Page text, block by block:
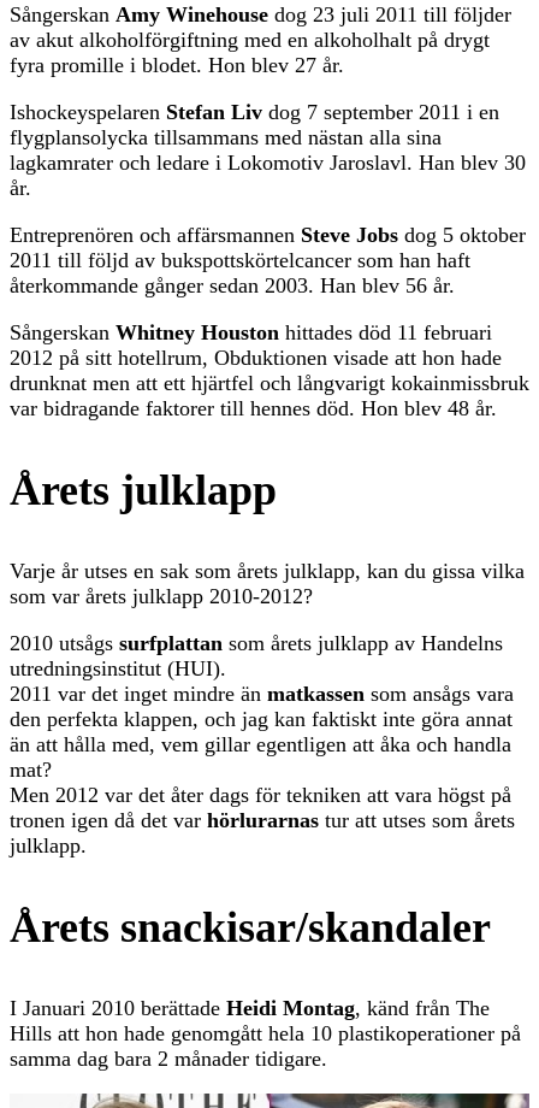
Sångerskan Amy Winehouse dog 23 juli 2011 till följder
av akut alkoholförgiftning med en alkoholhalt på drygt
fyra promille i blodet. Hon blev 27 år.
Ishockeyspelaren Stefan Liv dog 7 september 2011 i en
flygplansolycka tillsammans med nästan alla sina
lagkamrater och ledare i Lokomotiv Jaroslavl. Han blev 30
år.
Entreprenören och affärsmannen Steve Jobs dog 5 oktober
2011 till följd av bukspottskörtelcancer som han haft
återkommande gånger sedan 2003. Han blev 56 år.
Sångerskan Whitney Houston hittades död 11 februari
2012 på sitt hotellrum, Obduktionen visade att hon hade
drunknat men att ett hjärtfel och långvarigt kokainmissbruk
var bidragande faktorer till hennes död. Hon blev 48 år.
Årets julklapp
Varje år utses en sak som årets julklapp, kan du gissa vilka
som var årets julklapp 2010-2012?
2010 utsågs surfplattan som årets julklapp av Handelns
utredningsinstitut (HUI).
2011 var det inget mindre än matkassen som ansågs vara
den perfekta klappen, och jag kan faktiskt inte göra annat
än att hålla med, vem gillar egentligen att åka och handla
mat?
Men 2012 var det åter dags för tekniken att vara högst på
tronen igen då det var hörlurarnas tur att utses som årets
julklapp.
Årets snackisar/skandaler
I Januari 2010 berättade Heidi Montag, känd från The
Hills att hon hade genomgått hela 10 plastikoperationer på
samma dag bara 2 månader tidigare.